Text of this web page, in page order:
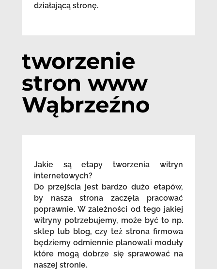
działającą stronę.
tworzenie
stron www
Wąbrzeźno
Jakie są etapy tworzenia witryn
internetowych?
Do przejścia jest bardzo dużo etapów,
by nasza strona zaczęła pracować
poprawnie. W zależności od tego jakiej
witryny potrzebujemy, może być to np.
sklep lub blog, czy też strona firmowa
będziemy odmiennie planowali moduły
które mogą dobrze się sprawować na
naszej stronie.